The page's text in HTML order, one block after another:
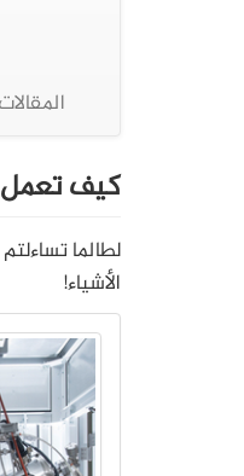
كيف تعمل
لطالما
الأشياء!